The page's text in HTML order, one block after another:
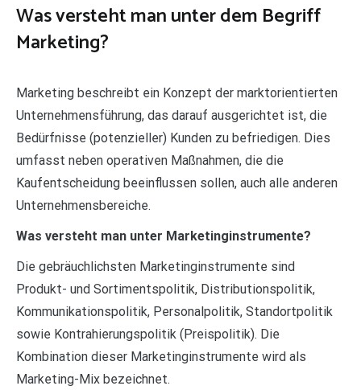
Was versteht man unter dem Begriff
Marketing?
Marketing beschreibt ein Konzept der marktorientierten
Unternehmensführung, das darauf ausgerichtet ist, die
Bedürfnisse (potenzieller) Kunden zu befriedigen. Dies
umfasst neben operativen Maßnahmen, die die
Kaufentscheidung beeinflussen sollen, auch alle anderen
Unternehmensbereiche.
Was versteht man unter Marketinginstrumente?
Die gebräuchlichsten Marketinginstrumente sind
Produkt- und Sortimentspolitik, Distributionspolitik,
Kommunikationspolitik, Personalpolitik, Standortpolitik
sowie Kontrahierungspolitik (Preispolitik). Die
Kombination dieser Marketinginstrumente wird als
Marketing-Mix bezeichnet.